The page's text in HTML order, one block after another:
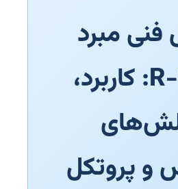
مبرد
R-134a: کاربرد،
پروتکل